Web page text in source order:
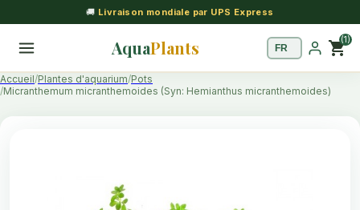
🚚 Livraison mondiale par UPS Express
AquaPlants shopping_cart(1)
Accueil Plantes d'aquarium Pots
Micranthemum micranthemoides (Syn: Hemianthus micranthemoides)